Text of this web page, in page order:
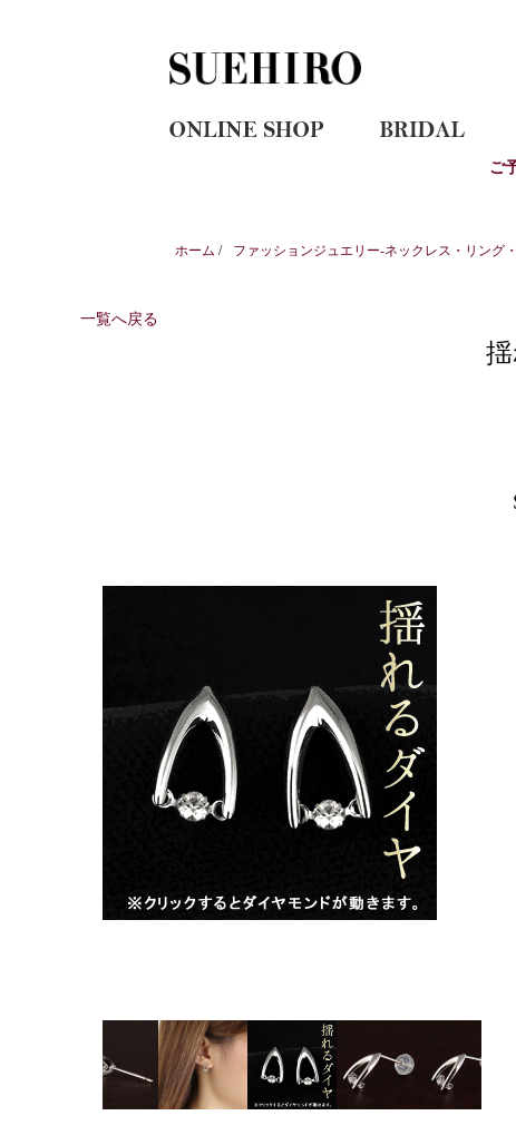
ご
ホーム / ファッションジュエリー-ネックレス・リング
一覧へ戻る